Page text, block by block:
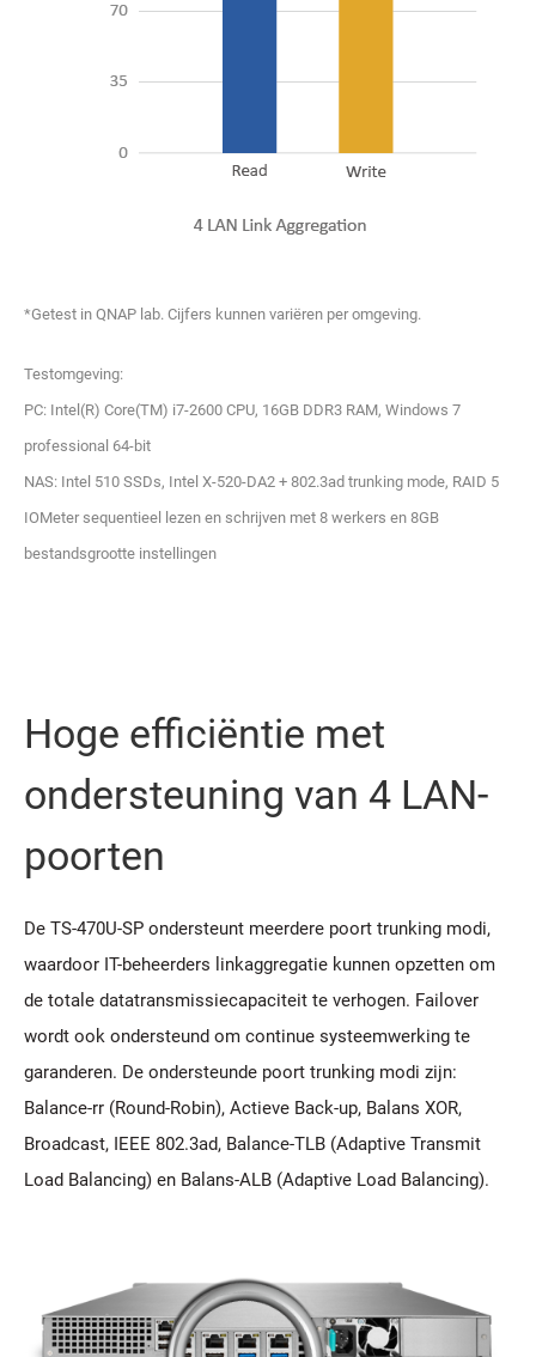
*Getest in QNAP lab. Cijfers kunnen variëren per omgeving.
Testomgeving:
PC: Intel(R) Core(TM) i7-2600 CPU, 16GB DDR3 RAM, Windows 7
professional 64-bit
NAS: Intel 510 SSDs, Intel X-520-DA2 + 802.3ad trunking mode, RAID 5
IOMeter sequentieel lezen en schrijven met 8 werkers en 8GB
bestandsgrootte instellingen
Hoge efficiëntie met
ondersteuning van 4 LAN-
poorten
De TS-470U-SP ondersteunt meerdere poort trunking modi,
waardoor IT-beheerders linkaggregatie kunnen opzetten om
de totale datatransmissiecapaciteit te verhogen. Failover
wordt ook ondersteund om continue systeemwerking te
garanderen. De ondersteunde poort trunking modi zijn:
Balance-rr (Round-Robin), Actieve Back-up, Balans XOR,
Broadcast, IEEE 802.3ad, Balance-TLB (Adaptive Transmit
Load Balancing) en Balans-ALB (Adaptive Load Balancing).